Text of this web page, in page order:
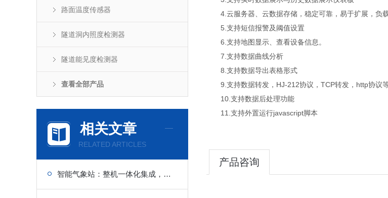
路面温度传感器
隧道洞内照度检测器
隧道能见度检测器
查看全部产品
相关文章
RELATED ARTICLES
智能气象站：整机一体化集成，现场安装省时省力
4.云服务器、云数据存储，稳定可靠，易于扩展，负
5.支持短信报警及阈值设置
6.支持地图显示、查看设备信息。
7.支持数据曲线分析
8.支持数据导出表格形式
9.支持数据转发，HJ-212协议，TCP转发，http协议
10.支持数据后处理功能
11.支持外置运行javascript脚本
产品咨询